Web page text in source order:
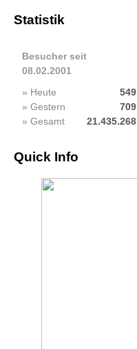
Statistik
Besucher seit
08.02.2001
» Heute
549
» Gestern
709
» Gesamt
21.435.268
Quick Info